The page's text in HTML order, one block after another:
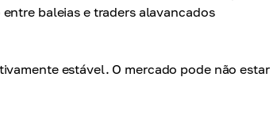
baleias e traders alavancados
estável. O mercado pode não estar